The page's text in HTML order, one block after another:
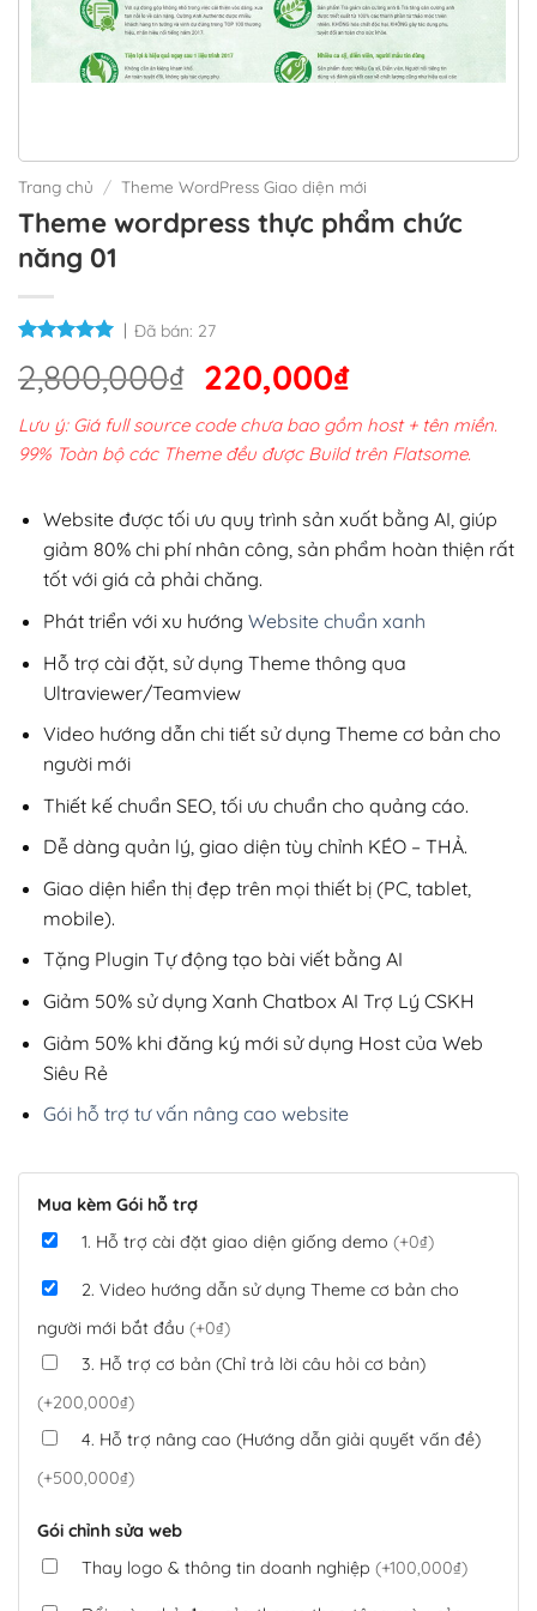
Trang chủ / Theme WordPress Giao diện mới
Theme wordpress thực phẩm chức
năng 01
Đã bán: 27
2,800,000₫ Giá
gốc
là:
2,800,000₫.
220,000₫Giá
hiện
tại
220,000₫.
Lưu ý: Giá full source code chưa bao gồm host + tên miền.
99% Toàn bộ các Theme đều được Build trên Flatsome.
Website được tối ưu quy trình sản xuất bằng AI, giúp
giảm 80% chi phí nhân công, sản phẩm hoàn thiện rất
tốt với giá cả phải chăng.
Phát triển với xu hướng Website chuẩn xanh
Hỗ trợ cài đặt, sử dụng Theme thông qua
Ultraviewer/Teamview
Video hướng dẫn chi tiết sử dụng Theme cơ bản cho
người mới
Thiết kế chuẩn SEO, tối ưu chuẩn cho quảng cáo.
Dễ dàng quản lý, giao diện tùy chỉnh KÉO – THẢ.
Giao diện hiển thị đẹp trên mọi thiết bị (PC, tablet,
mobile).
Tặng Plugin Tự động tạo bài viết bằng AI
Giảm 50% sử dụng Xanh Chatbox AI Trợ Lý CSKH
Giảm 50% khi đăng ký mới sử dụng Host của Web
Siêu Rẻ
Gói hỗ trợ tư vấn nâng cao website
Mua kèm Gói hỗ trợ
1. Hỗ trợ cài đặt giao diện giống demo (+0₫)
2. Video hướng dẫn sử dụng Theme cơ bản cho
người mới bắt đầu (+0₫)
3. Hỗ trợ cơ bản (Chỉ trả lời câu hỏi cơ bản)
(+200,000₫)
4. Hỗ trợ nâng cao (Hướng dẫn giải quyết vấn đề)
(+500,000₫)
Gói chỉnh sửa web
Thay logo & thông tin doanh nghiệp (+100,000₫)